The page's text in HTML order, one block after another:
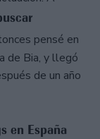
pensé en
de Bia, y llegó
de un año
en España